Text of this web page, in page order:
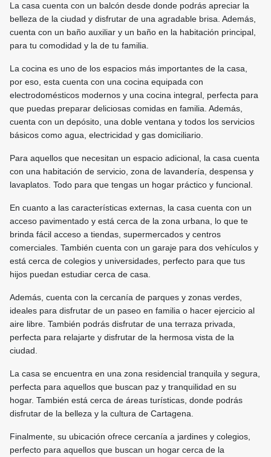
La casa cuenta con un balcón desde donde podrás apreciar la
belleza de la ciudad y disfrutar de una agradable brisa. Además,
cuenta con un baño auxiliar y un baño en la habitación principal,
para tu comodidad y la de tu familia.
La cocina es uno de los espacios más importantes de la casa,
por eso, esta cuenta con una cocina equipada con
electrodomésticos modernos y una cocina integral, perfecta para
que puedas preparar deliciosas comidas en familia. Además,
cuenta con un depósito, una doble ventana y todos los servicios
básicos como agua, electricidad y gas domiciliario.
Para aquellos que necesitan un espacio adicional, la casa cuenta
con una habitación de servicio, zona de lavandería, despensa y
lavaplatos. Todo para que tengas un hogar práctico y funcional.
En cuanto a las características externas, la casa cuenta con un
acceso pavimentado y está cerca de la zona urbana, lo que te
brinda fácil acceso a tiendas, supermercados y centros
comerciales. También cuenta con un garaje para dos vehículos y
está cerca de colegios y universidades, perfecto para que tus
hijos puedan estudiar cerca de casa.
Además, cuenta con la cercanía de parques y zonas verdes,
ideales para disfrutar de un paseo en familia o hacer ejercicio al
aire libre. También podrás disfrutar de una terraza privada,
perfecta para relajarte y disfrutar de la hermosa vista de la
ciudad.
La casa se encuentra en una zona residencial tranquila y segura,
perfecta para aquellos que buscan paz y tranquilidad en su
hogar. También está cerca de áreas turísticas, donde podrás
disfrutar de la belleza y la cultura de Cartagena.
Finalmente, su ubicación ofrece cercanía a jardines y colegios,
perfecto para aquellos que buscan un hogar cerca de la